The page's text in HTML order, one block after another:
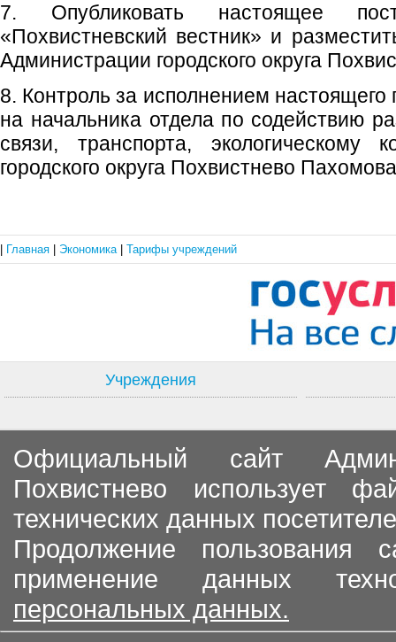
7. Опубликовать настоящее
«Похвистневский вестник» и
Администрации городского округа
8. Контроль за исполнением настоящего
на начальника отдела по содействию
связи, транспорта, экологическому
городского округа Похвистнево
Главная Экономика Тарифы учреждений
Учреждения
Официальный сайт
Похвистнево использует
технических данных
Продолжение пользования
применение данных
персональных данных.